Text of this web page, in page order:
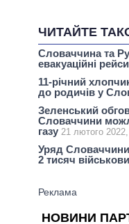
ЧИТАЙТЕ
Словаччина та
евакуаційні
11-річний
до родичів у
Зеленський
Словаччини
газу 21 лютого
Уряд
2 тисяч